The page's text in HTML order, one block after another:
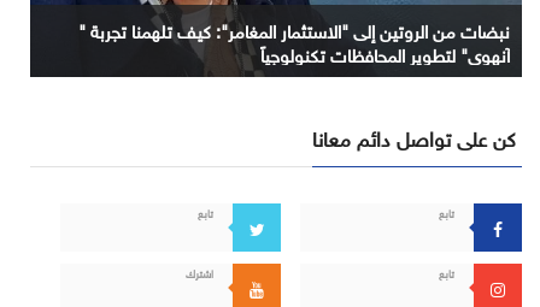
نبضات من الروتين إلى "الاستثمار المغامر": كيف تلهمنا تجربة "
آنهوي" لتطوير المحافظات تكنولوجياً
كن على تواصل دائم معانا
تابع تابع
تابع اشترك